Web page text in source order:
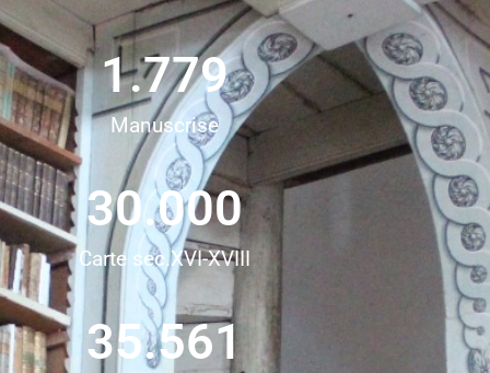
Manuscrise
1.779
Carte sec.XVI-XVIII
30.000
35.561